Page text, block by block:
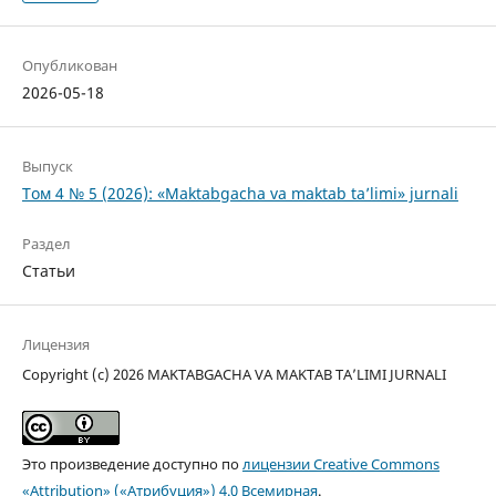
Опубликован
2026-05-18
Выпуск
Том 4 № 5 (2026): «Maktabgacha va maktab ta’limi» jurnali
Раздел
Статьи
Лицензия
Copyright (c) 2026 MAKTABGACHA VA MAKTAB TA’LIMI JURNALI
Это произведение доступно по лицензии Creative Commons
«Attribution» («Атрибуция») 4.0 Всемирная.